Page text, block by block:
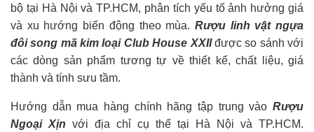
bộ tại Hà Nội và TP.HCM, phân tích yếu tố ảnh hưởng giá
và xu hướng biến động theo mùa. Rượu linh vật ngựa
đôi song mã kim loại Club House XXIIđược so sánh với
các dòng sản phẩm tương tự về thiết kế, chất liệu, giá
thành và tính sưu tầm.
Hướng dẫn mua hàng chính hãng tập trung vào Rượu
Ngoại Xịn với địa chỉ cụ thể tại Hà Nội và TP.HCM.